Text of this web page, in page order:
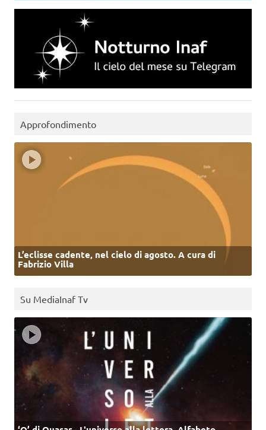
Approfondimento
L’eclisse cadente, nel cielo di agosto. A cura di
Fabrizio Villa
Su MediaInaf Tv